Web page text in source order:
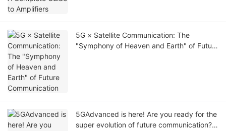
5G × Satellite Communication: The
"Symphony of Heaven and Earth" of Future
5GAdvanced is here! Are you ready for the
super evolution of future communication?